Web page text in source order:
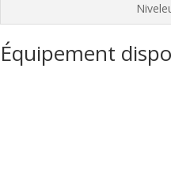
Équipement